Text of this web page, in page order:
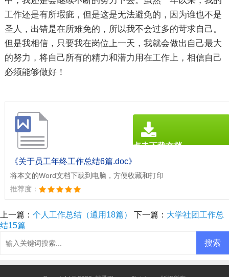
工作还是有所瑕疵，但是这是无法避免的，因为谁也不是
圣人，出错是在所难免的，所以我不会过多的苛求自己。
但是我相信，只要我在岗位上一天，我就会做出自己最大
的努力，将自己所有的精力和潜力用在工作上，相信自己
必须能够做好！
《关于员工年终工作总结6篇.doc》
将本文的Word文档下载到电脑，方便收藏和打印
推荐度：
点击下载文档
上一篇： 个人工作总结（通用18篇） 下一篇： 大学社团工作总
结15篇